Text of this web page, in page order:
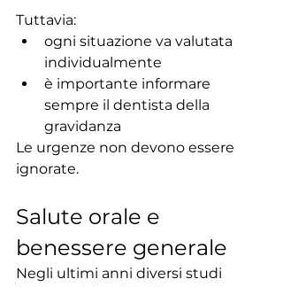
Tuttavia:
ogni situazione va valutata
individualmente
è importante informare
sempre il dentista della
gravidanza
Le urgenze non devono essere
ignorate.
Salute orale e
benessere generale
Negli ultimi anni diversi studi